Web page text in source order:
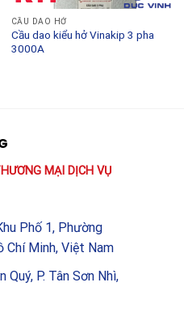
CẦU DAO HỞ
Cầu dao kiểu hở Vinakip 3 pha
3000A
MẠI DỊCH VỤ
Phố 1, Phường
Chí Minh, Việt Nam
P. Tân Sơn Nhì,